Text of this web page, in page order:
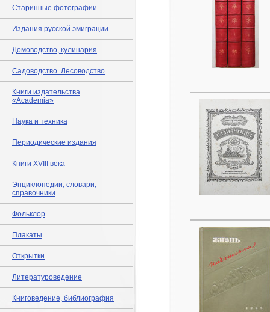
Старинные фотографии
Издания русской эмиграции
Домоводство, кулинария
Садоводство. Лесоводство
Книги издательства
«Academia»
Наука и техника
Периодические издания
Книги XVIII века
Энциклопедии, словари,
справочники
Фольклор
Плакаты
Открытки
Литературоведение
Книговедение, библиография